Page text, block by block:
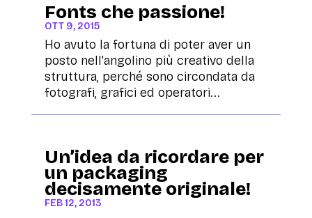
Fonts che passione!
OTT 9, 2015
Ho avuto la fortuna di poter aver un
posto nell'angolino più creativo della
struttura, perché sono circondata da
fotografi, grafici ed operatori...
Un’idea da ricordare per
un packaging
decisamente originale!
FEB 12, 2013